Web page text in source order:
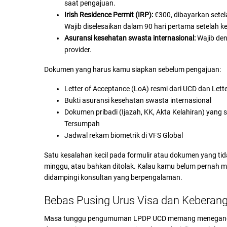
saat pengajuan.
Irish Residence Permit (IRP):€300, dibayarkan
Wajib diselesaikan dalam 90 hari pertama setelah
Asuransi kesehatan swasta internasional:Wajib
provider.
Dokumen yang harus kamu siapkan sebelum pengajuan:
Letter of Acceptance (LoA) resmi dari UCD dan
Bukti asuransi kesehatan swasta internasional
Dokumen pribadi (Ijazah, KK, Akta Kelahiran)
Tersumpah
Jadwal rekam biometrik di VFS Global
Satu kesalahan kecil pada formulir atau dokumen yang
minggu, atau bahkan ditolak. Kalau kamu belum pernah
didampingi konsultan yang berpengalaman.
Bebas Pusing Urus Visa dan
Masa tunggu pengumuman LPDP UCD memang